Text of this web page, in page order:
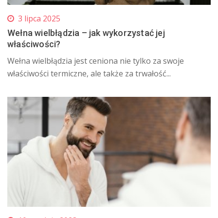
3 lipca 2025
Wełna wielbłądzia – jak wykorzystać jej
właściwości?
Wełna wielbłądzia jest ceniona nie tylko za swoje
właściwości termiczne, ale także za trwałość...